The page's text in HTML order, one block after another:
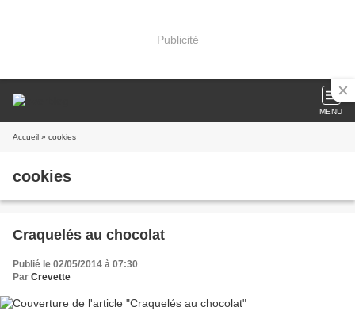
Publicité
MENU
Accueil » cookies
cookies
Craquelés au chocolat
Publié le 02/05/2014 à 07:30
Par Crevette